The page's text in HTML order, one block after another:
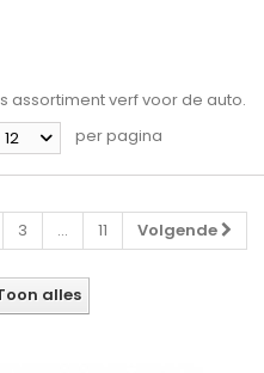
assortiment verf voor de auto.
12 per pagina
3 ... 11 Volgende
alles